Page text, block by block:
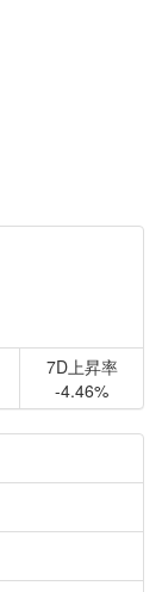
7D上昇率
-4.46%